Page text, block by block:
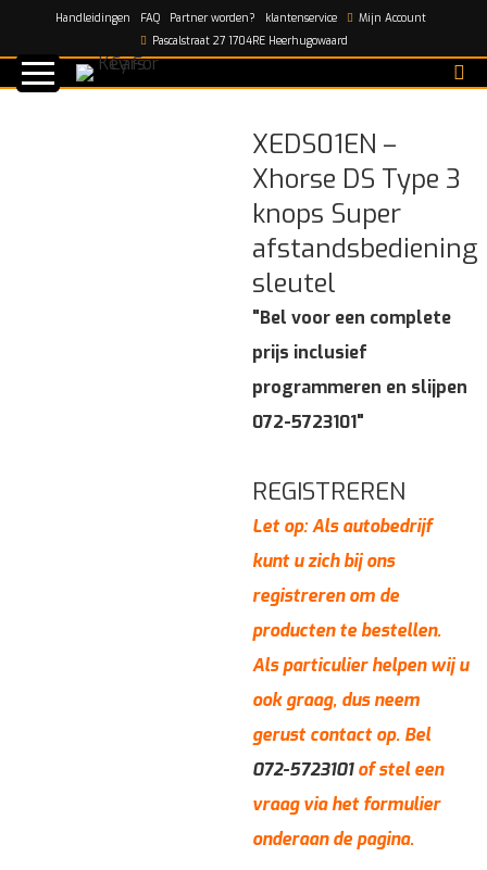
Handleidingen FAQ Partner worden? klantenservice
Mijn Account
Pascalstraat 27 1704RE Heerhugowaard
Home/shop/ XEDS01EN – Xhorse DS Type 3 knops Super
afstandsbediening sleutel
XEDS01EN –
Xhorse DS Type 3
knops Super
afstandsbediening
sleutel
"Bel voor een complete
prijs inclusief
programmeren en slijpen
072-5723101"
REGISTREREN
Let op: Als autobedrijf
kunt u zich bij ons
registreren om de
producten te bestellen.
Als particulier helpen wij u
ook graag, dus neem
gerust contact op. Bel
072-5723101of stel een
vraag via het formulier
onderaan de pagina.